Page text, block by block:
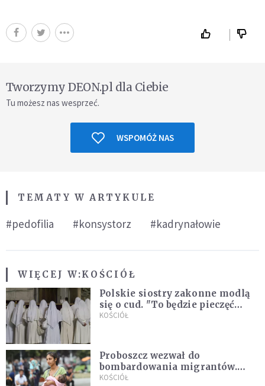
Tworzymy DEON.pl dla Ciebie
Tu możesz nas wesprzeć.
WSPOMÓŻ NAS
TEMATY W ARTYKULE
#pedofilia #konsystorz #kadrynałowie
WIĘCEJ W:KOŚCIÓŁ
Polskie siostry zakonne modlą
się o cud. "To będzie pieczęć
Pana Boga dla naszej wiary"
KOŚCIÓŁ
Proboszcz wezwał do
bombardowania migrantów.
"Masowy ogień przeciwko
KOŚCIÓŁ